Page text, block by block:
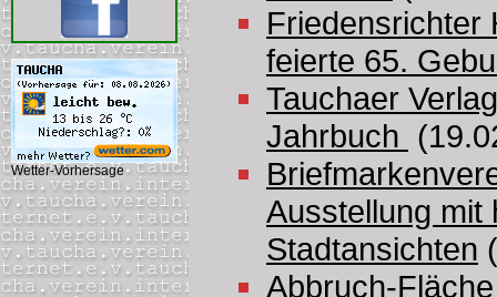
Wetter-Vorhersage
Friedensrichter
feierte 65.
Tauchaer
Jahrbuch
Ausstellung mit
Stadtansichten
Abbruch-